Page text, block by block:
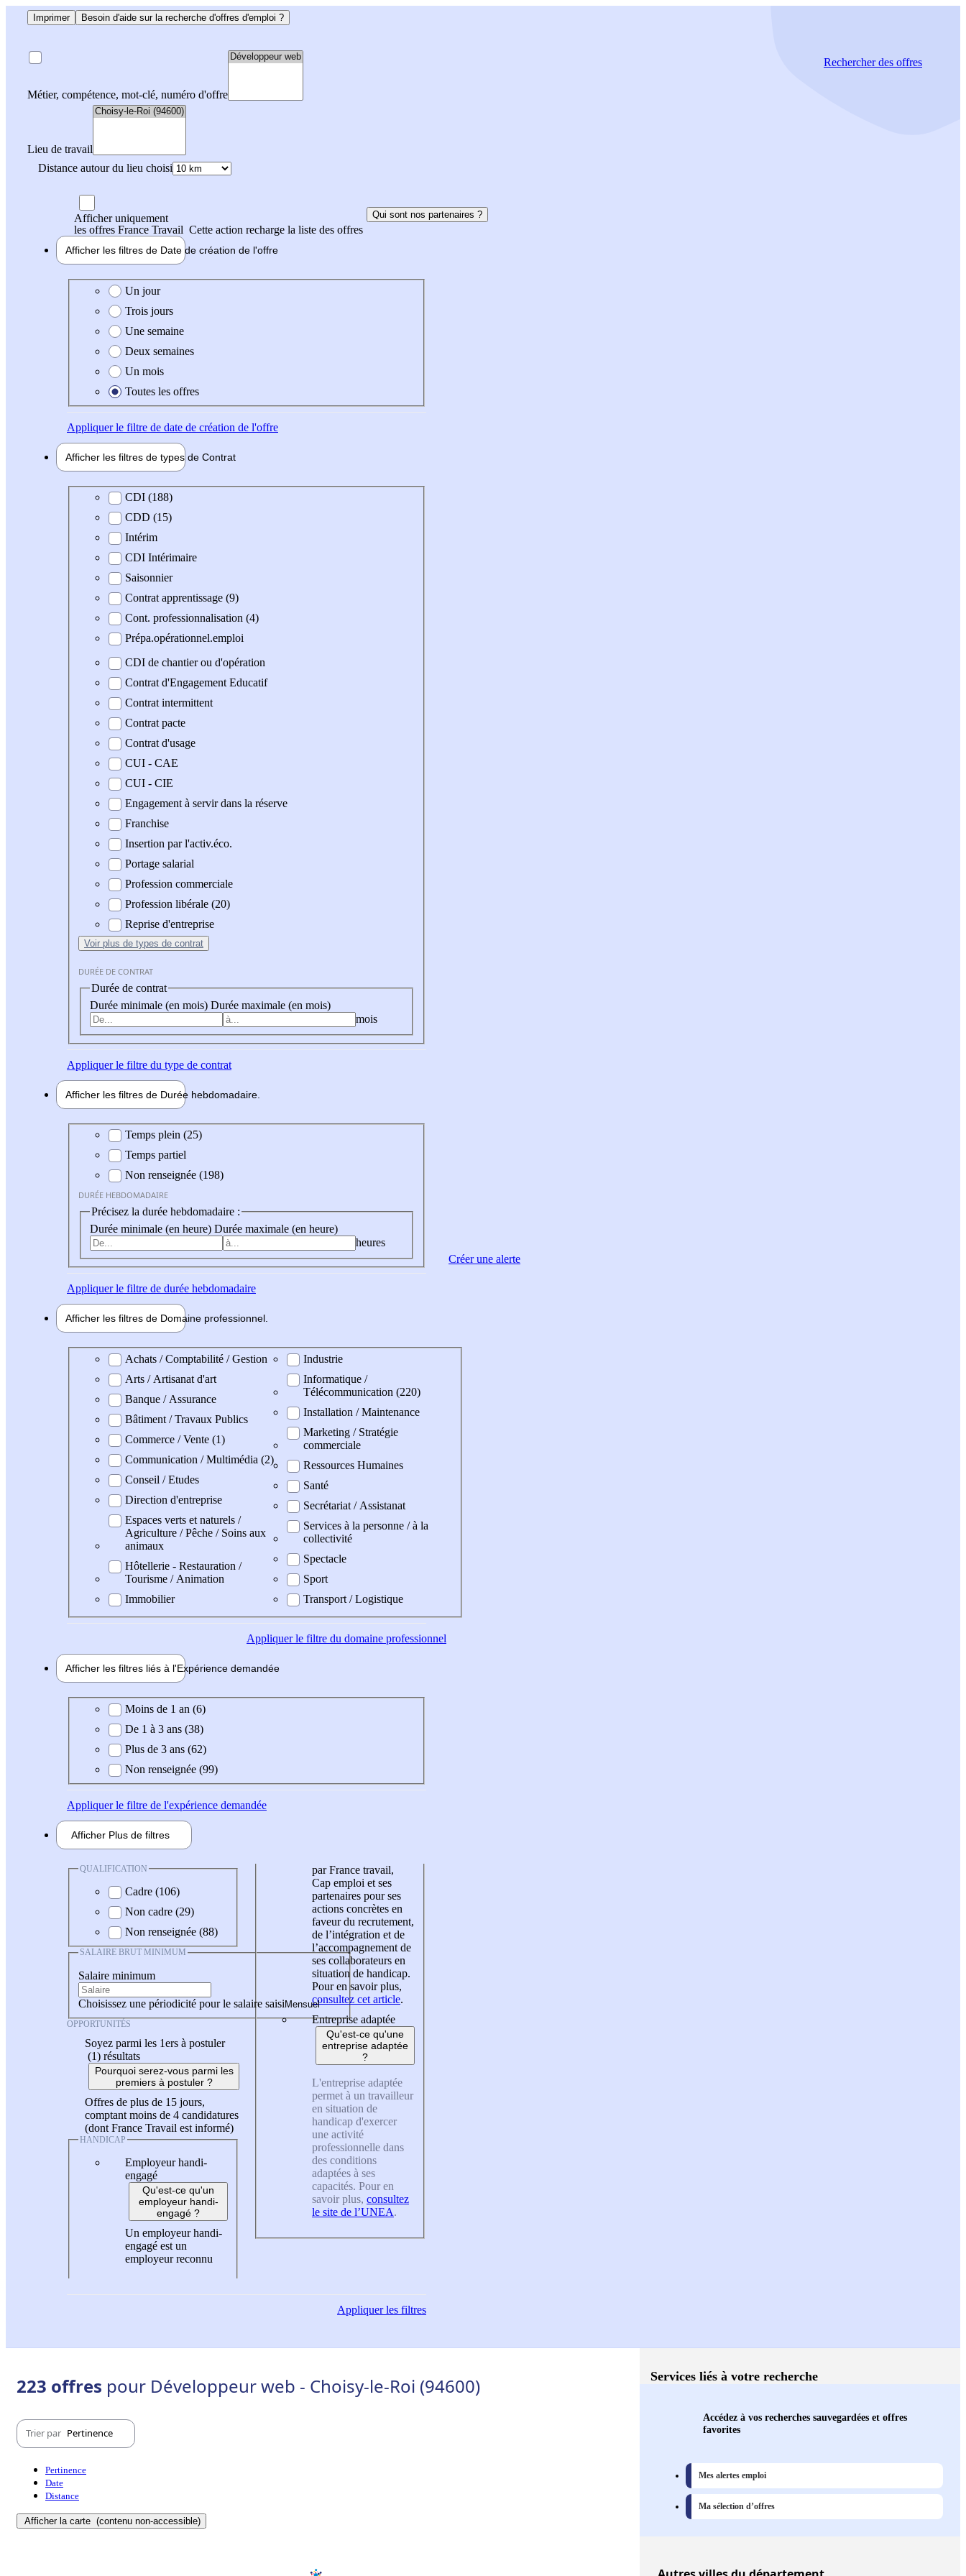
Imprimer Besoin d'aide sur la recherche d'offres d'emploi ?
Métier, compétence, mot-clé, numéro d'offre
Lieu de travail
Distance autour du lieu choisi
Rechercherdes offres
Afficher uniquement
les offres France Travail Cette action recharge la liste des offres
Qui sont nos partenaires ?
Afficher les filtres de Date de création de l'offre
Date de création de l'offre
Un jour
Trois jours
Une semaine
Deux semaines
Un mois
Toutes les offres
Appliquerle filtre de date de création de l'offre
Afficher les filtres de types de Contrat
Type de contratCDI (188)
CDD (15)
Intérim
CDI Intérimaire
Saisonnier
Contrat apprentissage (9)
Cont. professionnalisation (4)
Prépa.opérationnel.emploi
CDI de chantier ou d'opération
Contrat d'Engagement Educatif
Contrat intermittent
Contrat pacte
Contrat d'usage
CUI - CAE
CUI - CIE
Engagement à servir dans la réserve
Franchise
Insertion par l'activ.éco.
Portage salarial
Profession commerciale
Profession libérale (20)
Reprise d'entreprise
Voir plus de types de contrat
DURÉE DE CONTRAT
Durée de contrat
Durée minimale (en mois) Durée maximale (en mois)
mois
Appliquerle filtre du type de contrat
Afficher les filtres de Durée hebdomadaire
Durée hebdomadaire
Temps plein (25)
Temps partiel
Non renseignée (198)
DURÉE HEBDOMADAIRE
Précisez la durée hebdomadaire :
Durée minimale (en heure) Durée maximale (en heure)
heures
Appliquerle filtre de durée hebdomadaire
Afficher les filtres de Domaine professionnel
Domaine professionel
Achats / Comptabilité / Gestion
Arts / Artisanat d'art
Banque / Assurance
Bâtiment / Travaux Publics
Commerce / Vente (1)
Communication / Multimédia (2)
Conseil / Etudes
Direction d'entreprise
Espaces verts et naturels /
Agriculture / Pêche / Soins aux
animaux
Hôtellerie - Restauration /
Tourisme / Animation
Immobilier
Industrie
Informatique /
Télécommunication (220)
Installation / Maintenance
Marketing / Stratégie
commerciale
Ressources Humaines
Santé
Secrétariat / Assistanat
Services à la personne / à la
collectivité
Spectacle
Sport
Transport / Logistique
Appliquerle filtre du domaine professionnel
Afficher les filtres liés à l'Expérience demandée
Expérience demandée
Moins de 1 an (6)
De 1 à 3 ans (38)
Plus de 3 ans (62)
Non renseignée (99)
Appliquerle filtre de l'expérience demandée
Afficher Plus de filtres
QUALIFICATION
Cadre (106)
Non cadre (29)
Non renseignée (88)
SALAIRE BRUT MINIMUM
Salaire minimum
Choisissez une périodicité pour le salaire saisi
OPPORTUNITÉS
Soyez parmi les 1ers à postuler
(1) résultats
Pourquoi serez-vous parmi les
premiers à postuler ?
Offres de plus de 15 jours,
comptant moins de 4 candidatures
(dont France Travail est informé)
HANDICAP
Employeur handi-
engagé
Qu'est-ce qu'un
employeur handi-
engagé ?
Un employeur handi-
engagé est un
employeur reconnu
par France travail,
Cap emploi et ses
partenaires pour ses
actions concrètes en
faveur du recrutement,
de l’intégration et de
l’accompagnement de
ses collaborateurs en
situation de handicap.
Pour en savoir plus,
consultez cet article.
Entreprise adaptée
Qu'est-ce qu'une
entreprise adaptée
?
L'entreprise adaptée
permet à un travailleur
en situation de
handicap d'exercer
une activité
professionnelle dans
des conditions
adaptées à ses
capacités. Pour en
savoir plus, consultez
le site de l’UNEA.
Appliquerles filtres
Créer une alerte
223 offres pour Développeur web - Choisy-le-Roi (94600)
Trier par Pertinence
Pertinence
Date
Distance
Afficher la carte (contenu non-accessible)
Services liés à votre recherche
Accédez à vos recherches sauvegardées et offres
favorites
Mes alertes emploi
Ma sélection d’offres